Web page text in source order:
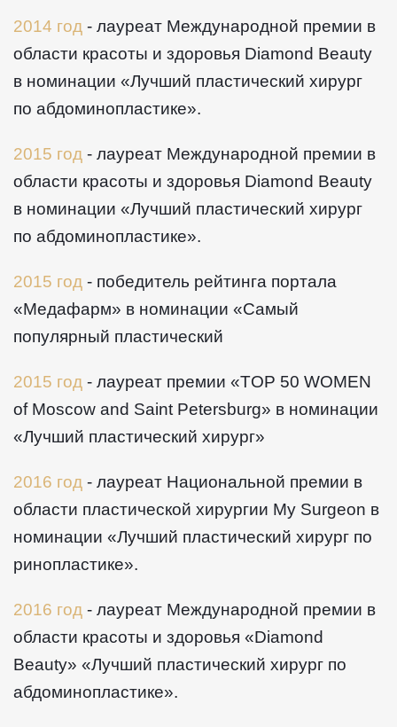
2014 год - лауреат Международной премии в
области красоты и здоровья Diamond Beauty
в номинации «Лучший пластический хирург
по абдоминопластике».
2015 год - лауреат Международной премии в
области красоты и здоровья Diamond Beauty
в номинации «Лучший пластический хирург
по абдоминопластике».
2015 год - победитель рейтинга портала
«Медафарм» в номинации «Самый
популярный пластический
2015 год - лауреат премии «TOP 50 WOMEN
of Moscow and Saint Petersburg» в номинации
«Лучший пластический хирург»
2016 год - лауреат Национальной премии в
области пластической хирургии My Surgeon в
номинации «Лучший пластический хирург по
ринопластике».
2016 год - лауреат Международной премии в
области красоты и здоровья «Diamond
Beauty» «Лучший пластический хирург по
абдоминопластике».